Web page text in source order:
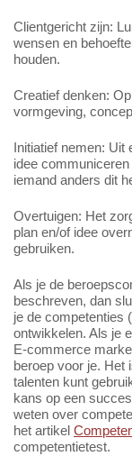
Clientgericht zijn:
wensen en
houden.
Creatief denken:
vormgeving,
Initiatief nemen: Uit
idee
iemand anders dit
Overtuigen: Het
plan en/of idee
gebruiken.
Als je de
beschreven, dan
je de competenties
ontwikkelen. Als je
E-commerce
beroep voor je. Het
talenten kunt
kans op een
weten over
het artikel
competentietest.